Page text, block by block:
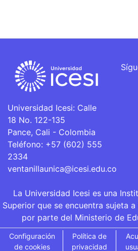
Universidad Icesi: Calle
18 No. 122-135
Pance, Cali - Colombia
Teléfono: +57 (602) 555
2334
ventanillaunica@icesi.edu.co
La Universidad Icesi es una
Superior que se encuentra sujeta
por parte del Ministerio de
Configuración
de cookies
Política de
privacidad